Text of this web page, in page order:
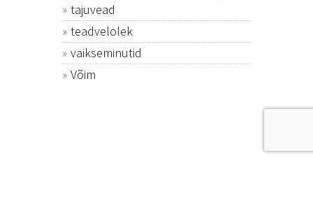
tajuvead
teadvelolek
vaikseminutid
Võim